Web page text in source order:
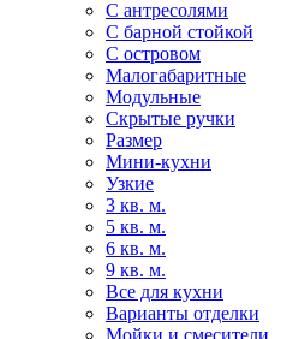
С антресолями
С барной стойкой
С островом
Малогабаритные
Модульные
Скрытые ручки
Размер
Мини-кухни
Узкие
3 кв. м.
5 кв. м.
6 кв. м.
9 кв. м.
Все для кухни
Варианты отделки
Мойки и смесители